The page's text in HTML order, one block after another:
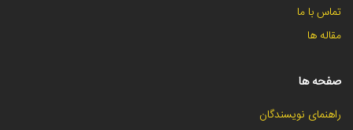
تماس با ما
مقاله ها
صفحه ها
راهنمای نویسندگان